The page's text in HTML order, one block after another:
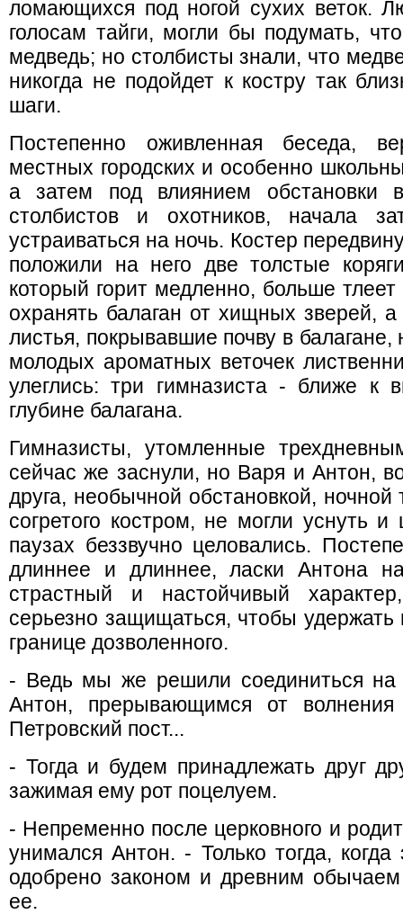
ломающихся под ногой сухих веток.
голосам тайги, могли бы подумать,
медведь; но столбисты знали, что
никогда не подойдет к костру так
шаги.
Постепенно оживленная беседа,
местных городских и особенно
а затем под влиянием обстановки
столбистов и охотников, начала
устраиваться на ночь. Костер
положили на него две толстые
который горит медленно, больше
охранять балаган от хищных зверей,
листья, покрывавшие почву в
молодых ароматных веточек
улеглись: три гимназиста - ближе
глубине балагана.
Гимназисты, утомленные
сейчас же заснули, но Варя и Антон,
друга, необычной обстановкой,
согретого костром, не могли уснуть
паузах беззвучно целовались.
длиннее и длиннее, ласки Антона
страстный и настойчивый
серьезно защищаться, чтобы удержать
границе дозволенного.
- Ведь мы же решили соединиться на
Антон, прерывающимся от волнения
Петровский пост...
- Тогда и будем принадлежать друг
зажимая ему рот поцелуем.
- Непременно после церковного и
унимался Антон. - Только тогда,
одобрено законом и древним
ее.